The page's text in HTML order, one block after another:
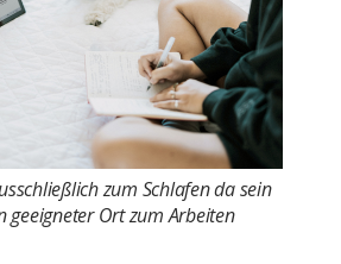
zum Schlafen da sein
geeigneter Ort zum Arbeiten